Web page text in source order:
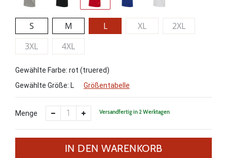
S M L XL
2XL
3XL
4XL
Gewählte Farbe: rot (truered)
Gewählte Größe: L Größentabelle
Menge Versandfertig in 2 Werktagen
IN DEN WARENKORB